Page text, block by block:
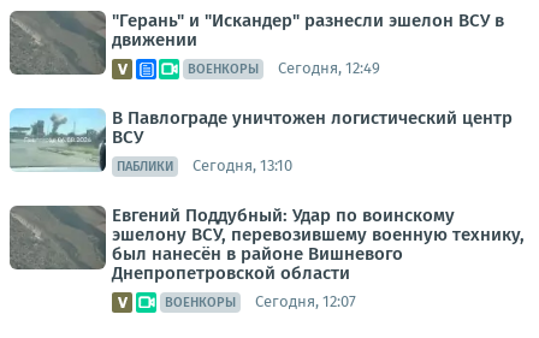
"Герань" и "Искандер" разнесли эшелон ВСУ в
движении
ВОЕНКОРЫ Сегодня, 12:49
В Павлограде уничтожен логистический центр
ВСУ
ПАБЛИКИ Сегодня, 13:10
Евгений Поддубный: Удар по воинскому
эшелону ВСУ, перевозившему военную технику,
был нанесён в районе Вишневого
Днепропетровской области
ВОЕНКОРЫ Сегодня, 12:07